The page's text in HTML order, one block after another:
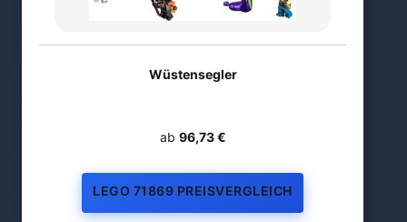
Wüstensegler
ab 96,73 €
LEGO 71869 PREISVERGLEICH